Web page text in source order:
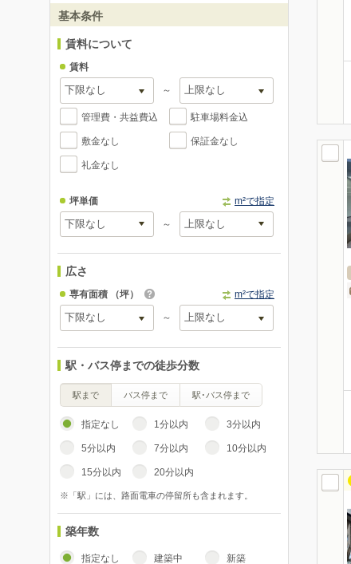
基本条件
賃料について
賃料
～
管理費・共益費込 駐車場料金込
敷金なし 保証金なし
礼金なし
坪単価 m²で指定
～
広さ
専有面積 （坪） m²で指定
～
駅・バス停までの徒歩分数
駅まで バス停まで 駅･バス停まで
指定なし 1分以内 3分以内
5分以内 7分以内 10分以内
15分以内 20分以内
※「駅」には、路面電車の停留所も含まれます。
築年数
指定なし 建築中 新築